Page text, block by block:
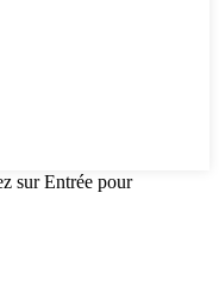
sur Entrée pour